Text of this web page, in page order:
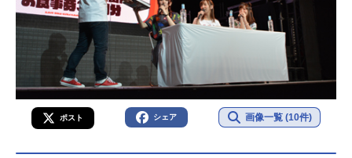
ポスト シェア 画像一覧 (10件)